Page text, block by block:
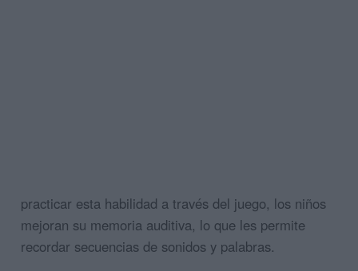
practicar esta habilidad a través del juego, los niños
mejoran su memoria auditiva, lo que les permite
recordar secuencias de sonidos y palabras.